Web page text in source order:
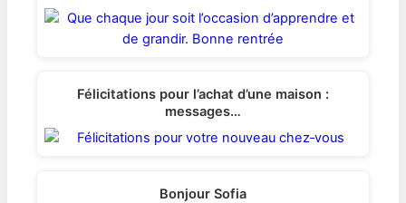
Félicitations pour l’achat d’une maison :
messages…
Bonjour Sofia